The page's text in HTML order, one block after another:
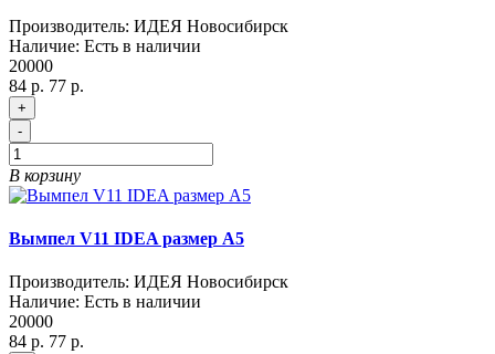
Производитель: ИДЕЯ Новосибирск
Наличие: Есть в наличии
20000
84 р. 77 р.
+
-
В корзину
Вымпел V11 IDEA размер A5
Производитель: ИДЕЯ Новосибирск
Наличие: Есть в наличии
20000
84 р. 77 р.